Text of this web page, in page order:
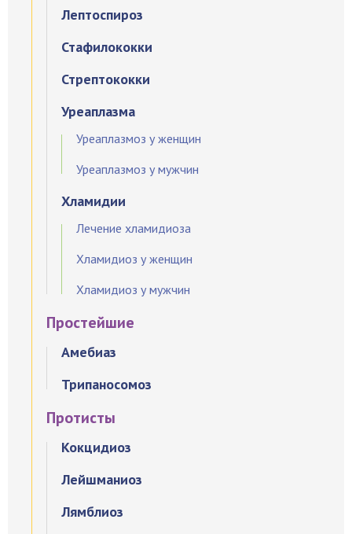
Лептоспироз
Стафилококки
Стрептококки
Уреаплазма
Уреаплазмоз у женщин
Уреаплазмоз у мужчин
Хламидии
Лечение хламидиоза
Хламидиоз у женщин
Хламидиоз у мужчин
Простейшие
Амебиаз
Трипаносомоз
Протисты
Кокцидиоз
Лейшманиоз
Лямблиоз